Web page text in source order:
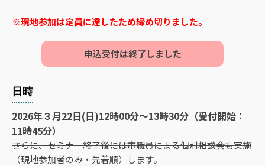
※現地参加は定員に達したため締め切りました。
申込受付は終了しました
日時
2026年３月22日(日)12時00分～13時30分（受付開始：
11時45分）
さらに、セミナー終了後には市職員による個別相談会も実施
（現地参加者のみ・先着順）します。